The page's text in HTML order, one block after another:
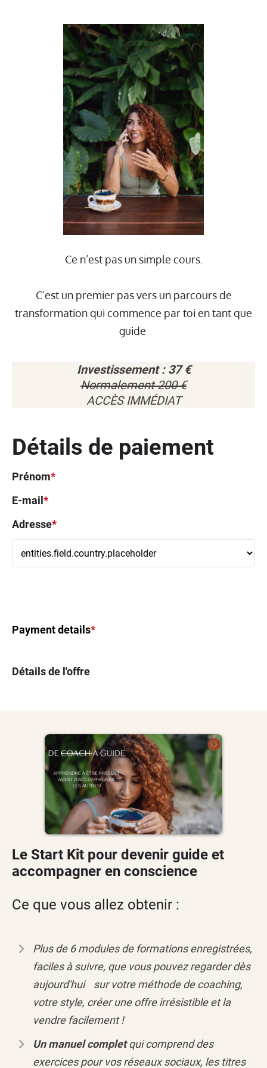
Ce n’est pas un simple cours.
C’est un premier pas vers un parcours de
transformation qui commence par toi en tant que
guide
Investissement : 37 €
Normalement 200 €
ACCÈS IMMÉDIAT
Détails de paiement
Prénom*
E-mail *
Adresse*
Payment details*
Détails de l'offre
Le Start Kit pour devenir guide et
accompagner en conscience
Ce que vous allez obtenir :
Plus de 6 modules de formations enregistrées,
faciles à suivre, que vous pouvez regarder dès
aujourd'hui sur votre méthode de coaching,
votre style, créer une offre irrésistible et la
vendre facilement !
Un manuel completqui comprend des
exercices pour vos réseaux sociaux, les titres